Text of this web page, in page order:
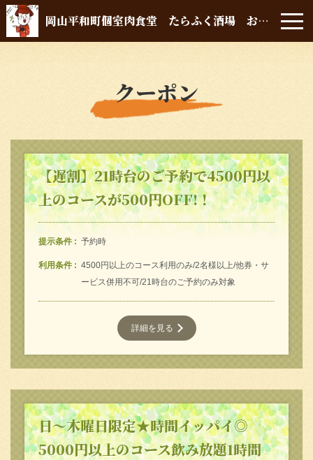
岡山平和町個室肉食堂 たらふく酒場 おにかい
クーポン
【遅割】21時台のご予約で4500円以
上のコースが500円OFF!！
提示条件 予約時
利用条件
4500円以上のコース利用のみ/2名様以上/他券・サ
ービス併用不可/21時台のご予約のみ対象
詳細を見る
日～木曜日限定★時間イッパイ◎
5000円以上のコース飲み放題1時間